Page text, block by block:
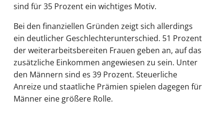
sind für 35 Prozent ein wichtiges Motiv.
Bei den finanziellen Gründen zeigt sich allerdings
ein deutlicher Geschlechterunterschied. 51 Prozent
der weiterarbeitsbereiten Frauen geben an, auf das
zusätzliche Einkommen angewiesen zu sein. Unter
den Männern sind es 39 Prozent. Steuerliche
Anreize und staatliche Prämien spielen dagegen für
Männer eine größere Rolle.